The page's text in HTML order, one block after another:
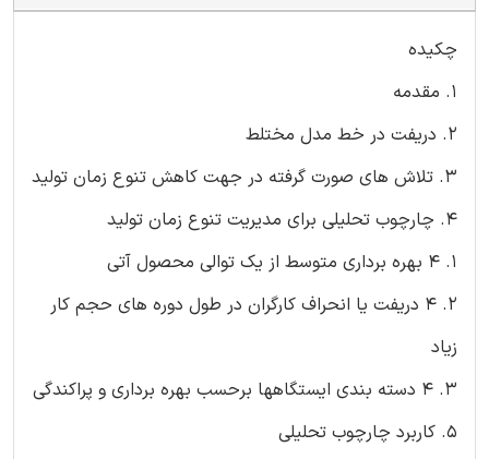
چکیده
1. مقدمه
2. دریفت در خط مدل مختلط
3. تلاش های صورت گرفته در جهت کاهش تنوع زمان تولید
4. چارچوب تحلیلی برای مدیریت تنوع زمان تولید
1. 4 بهره برداری متوسط از یک توالی محصول آتی
2. 4 دریفت یا انحراف کارگران در طول دوره های حجم کار
زیاد
3. 4 دسته بندی ایستگاهها برحسب بهره برداری و پراکندگی
5. کاربرد چارچوب تحلیلی